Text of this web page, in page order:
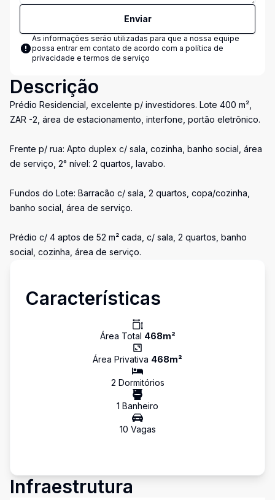
Enviar
As informações serão utilizadas para que a nossa equipe
possa entrar em contato de acordo com a política de
privacidade e termos de serviço
Descrição
Prédio Residencial, excelente p/ investidores. Lote 400 m²,
ZAR -2, área de estacionamento, interfone, portão eletrônico.
Frente p/ rua: Apto duplex c/ sala, cozinha, banho social, área
de serviço, 2° nível: 2 quartos, lavabo.
Fundos do Lote: Barracão c/ sala, 2 quartos, copa/cozinha,
banho social, área de serviço.
Prédio c/ 4 aptos de 52 m² cada, c/ sala, 2 quartos, banho
social, cozinha, área de serviço.
Características
Área Total 468m²
Área Privativa 468m²
2 Dormitórios
1 Banheiro
10 Vagas
Infraestrutura